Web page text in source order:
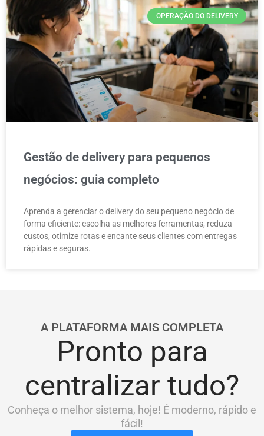
OPERAÇÃO DO DELIVERY
Gestão de delivery para pequenos
negócios: guia completo
Aprenda a gerenciar o delivery do seu pequeno negócio de
forma eficiente: escolha as melhores ferramentas, reduza
custos, otimize rotas e encante seus clientes com entregas
rápidas e seguras.
A PLATAFORMA MAIS COMPLETA
Pronto para
centralizar tudo?
Conheça o melhor sistema, hoje! É moderno, rápido e
fácil!